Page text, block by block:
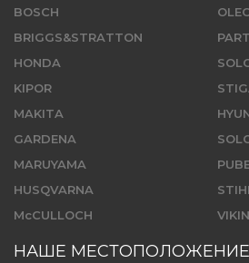
BOSCH
BRIGGS&STRATTON
HONDA
KIPOR
MAKITA
GARDENA
MARUYAMA
HUSQVARNA
McCULLOCH
НАШЕ МЕСТОПОЛОЖЕНИЕ